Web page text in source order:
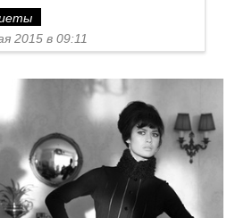
2015 в 09:11